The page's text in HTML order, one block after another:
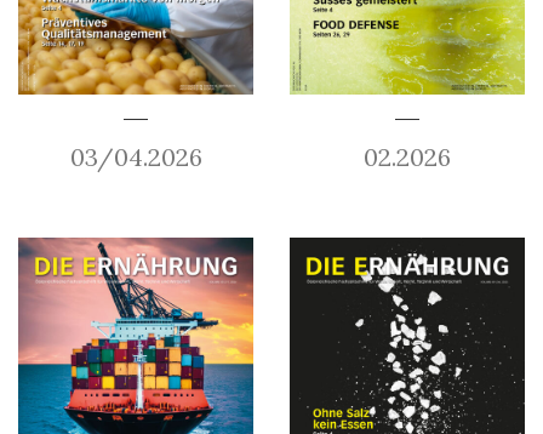
03/04.2026 02.2026